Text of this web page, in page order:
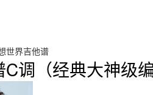
世界吉他谱
调（经典大神级